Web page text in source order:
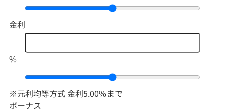
金利
%
※元利均等方式 金利5.00%まで
ボーナス